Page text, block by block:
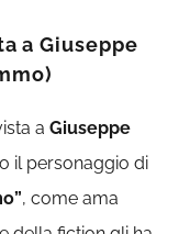
a Giuseppe
aGiuseppe
il personaggio di
, come ama